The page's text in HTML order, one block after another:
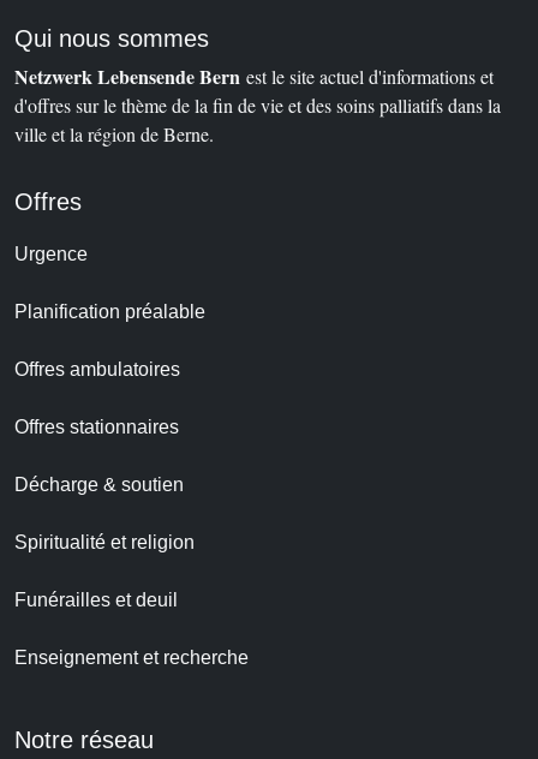
Qui nous sommes
Netzwerk Lebensende Bern est le site actuel d'informations et
d'offres sur le thème de la fin de vie et des soins palliatifs dans la
ville et la région de Berne.
Offres
Urgence
Planification préalable
Offres ambulatoires
Offres stationnaires
Décharge & soutien
Spiritualité et religion
Funérailles et deuil
Enseignement et recherche
Notre réseau